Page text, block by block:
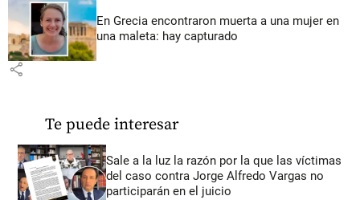
En Grecia encontraron muerta a una mujer en
una maleta: hay capturado
share
Te puede interesar
Sale a la luz la razón por la que las víctimas
del caso contra Jorge Alfredo Vargas no
participarán en el juicio